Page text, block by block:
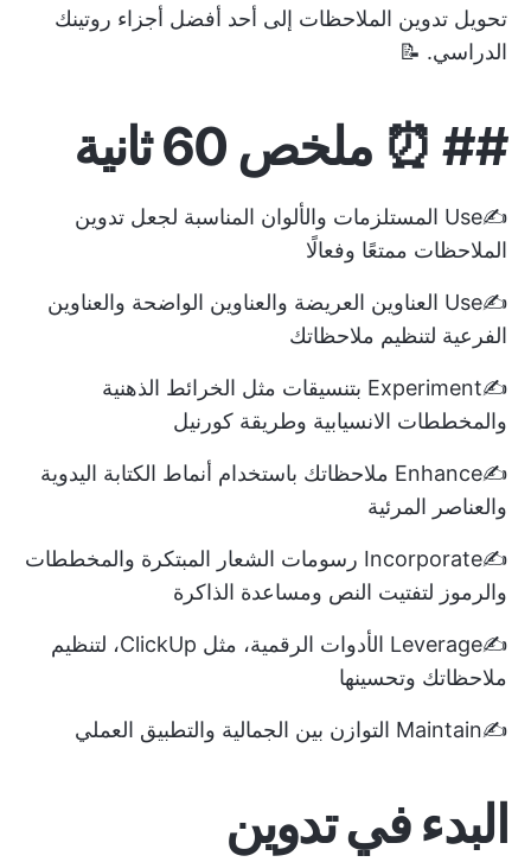
تحويل تدوين الملاحظات إلى أحد أفضل أجزاء روتينك
الدراسي. 📝
## ⏰ ملخص 60 ثانية
✍️Use المستلزمات والألوان المناسبة لجعل تدوين
الملاحظات ممتعًا وفعالًا
✍️Use العناوين العريضة والعناوين الواضحة والعناوين
الفرعية لتنظيم ملاحظاتك
✍️Experiment بتنسيقات مثل الخرائط الذهنية
والمخططات الانسيابية وطريقة كورنيل
✍️Enhance ملاحظاتك باستخدام أنماط الكتابة اليدوية
والعناصر المرئية
✍️Incorporate رسومات الشعار المبتكرة والمخططات
والرموز لتفتيت النص ومساعدة الذاكرة
✍️Leverage الأدوات الرقمية، مثل ClickUp، لتنظيم
ملاحظاتك وتحسينها
✍️Maintain التوازن بين الجمالية والتطبيق العملي
البدء في تدوين